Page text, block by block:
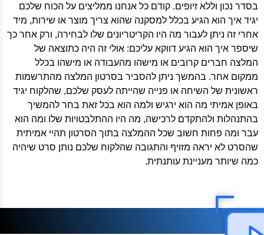
בסדר נכון וללא זיופים. קודם כל אנחנו ממליצים על הכוח שלכם
יגיד איך הוא הגיע בכלל למסקנה שהוא צריך מוצר או שירות, מיד
אחרי זה ניתן לעבור מה היו הקריטריונים שלו לבחירה, ורק אחר כך
שיספר איך הוא הגיע דווקא עליכם: אולי זה היה כתוצאה של
המלצה חברים קרובים או מישהו מהעבודה או מישהו בכלל
ממקום אחר. בהמשך ניתן להסביר בסרטון המלצה מהתרשמות
ראשונית של השיחה או פנייה שהייתה לעסק שלכם, שהלקוח יגיד
באופן אמיתי מה הוא ירגיש ולמה הוא בכל זאת בחר להמשיך
בהתנהלות ולהתקדם לרכישה, מה היו ההתלבטויות שלו ומה הוא
עבר ומה פחות חשוב שכל ההמלצה בתוך הסרטון תהיי אמיתית
שהסרט לא יראה מזויף והתגובה שהלקוח שלכם נותן סרט שיהיה
כמה שיותר מעניינת עותנתית.